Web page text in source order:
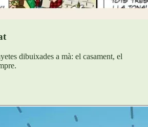
dibuixades a mà: el casament, el